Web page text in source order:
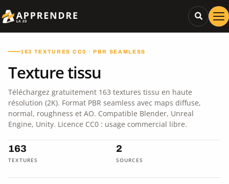
163 TEXTURES CC0 · PBR SEAMLESS
Texture tissu
Téléchargez gratuitement 163 textures tissu en haute
résolution (2K). Format PBR seamless avec maps diffuse,
normal, roughness et AO. Compatible Blender, Unreal
Engine, Unity. Licence CC0 : usage commercial libre.
163
TEXTURES
2
SOURCES